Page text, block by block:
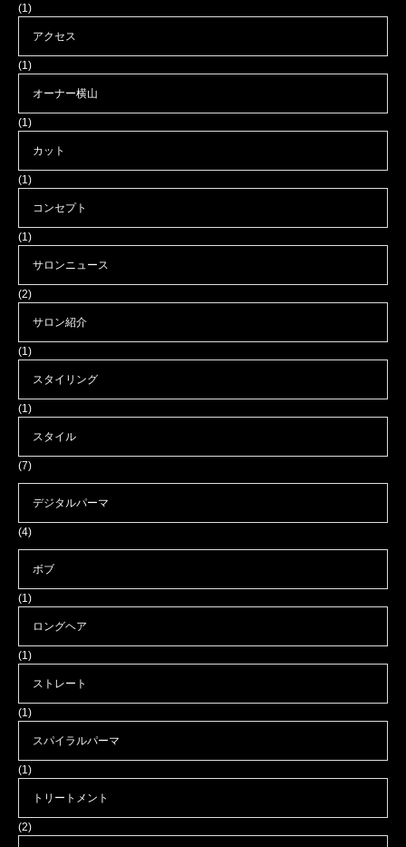
(1)
アクセス
(1)
オーナー横山
(1)
カット
(1)
コンセプト
(1)
サロンニュース
(2)
サロン紹介
(1)
スタイリング
(1)
スタイル
(7)
デジタルパーマ
(4)
ボブ
(1)
ロングヘア
(1)
ストレート
(1)
スパイラルパーマ
(1)
トリートメント
(2)